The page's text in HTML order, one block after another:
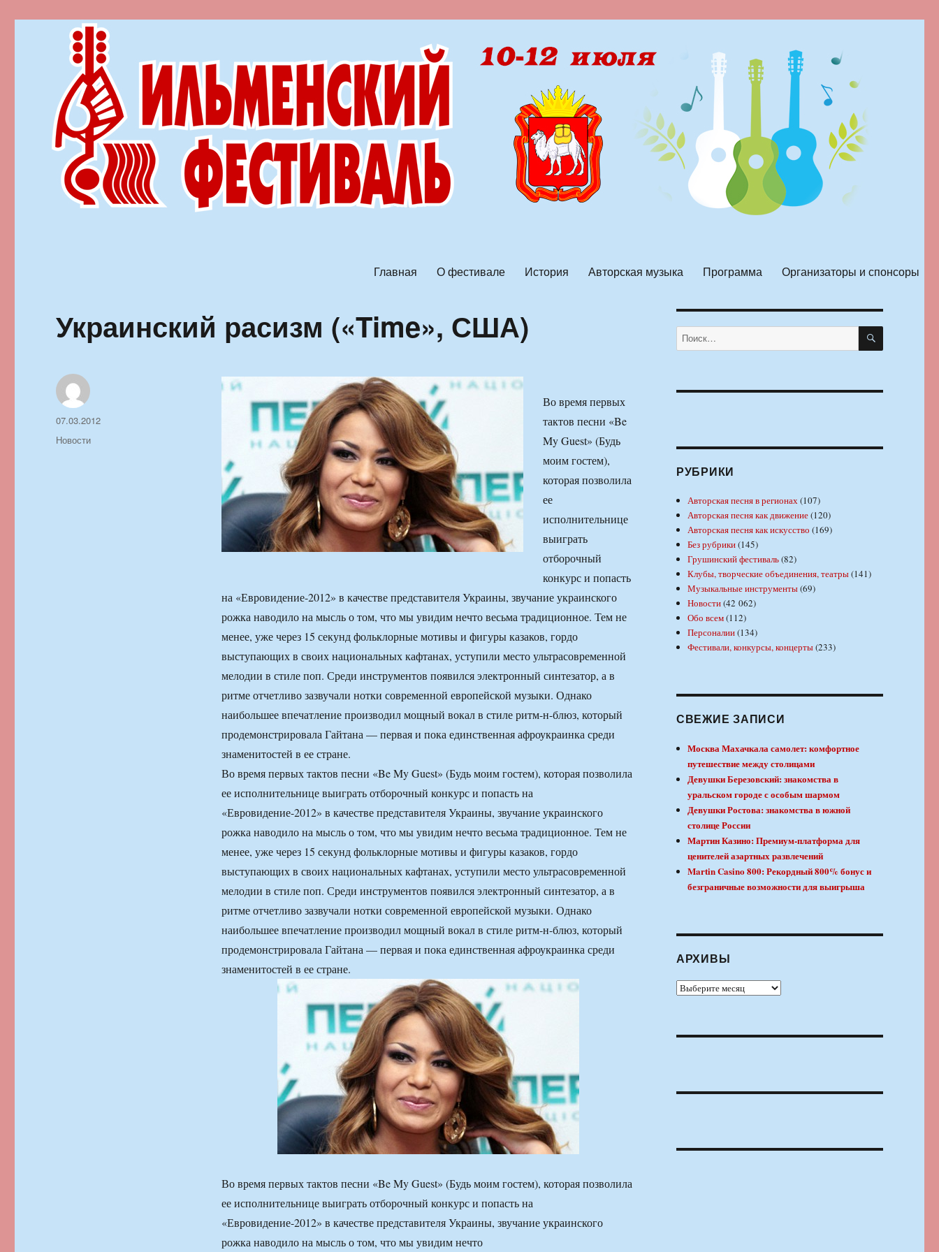
Главная О фестивале История Авторская музыка Программа Организаторы и спонсоры
Украинский расизм («Time», США)
Во время первых
тактов песни «Be
My Guest» (Будь
моим гостем),
которая позволила
ее
исполнительнице
выиграть
отборочный
конкурс и попасть
на «Евровидение-2012» в качестве представителя Украины, звучание украинского
рожка наводило на мысль о том, что мы увидим нечто весьма традиционное. Тем не
менее, уже через 15 секунд фольклорные мотивы и фигуры казаков, гордо
выступающих в своих национальных кафтанах, уступили место ультрасовременной
мелодии в стиле поп. Среди инструментов появился электронный синтезатор, а в
ритме отчетливо зазвучали нотки современной европейской музыки. Однако
наибольшее впечатление производил мощный вокал в стиле ритм-н-блюз, который
продемонстрировала Гайтана — первая и пока единственная афроукраинка среди
знаменитостей в ее стране.
Во время первых тактов песни «Be My Guest» (Будь моим гостем), которая позволила
ее исполнительнице выиграть отборочный конкурс и попасть на
«Евровидение-2012» в качестве представителя Украины, звучание украинского
рожка наводило на мысль о том, что мы увидим нечто весьма традиционное. Тем не
менее, уже через 15 секунд фольклорные мотивы и фигуры казаков, гордо
выступающих в своих национальных кафтанах, уступили место ультрасовременной
мелодии в стиле поп. Среди инструментов появился электронный синтезатор, а в
ритме отчетливо зазвучали нотки современной европейской музыки. Однако
наибольшее впечатление производил мощный вокал в стиле ритм-н-блюз, который
продемонстрировала Гайтана — первая и пока единственная афроукраинка среди
знаменитостей в ее стране.
Во время первых тактов песни «Be My Guest» (Будь моим гостем), которая позволила
ее исполнительнице выиграть отборочный конкурс и попасть на
«Евровидение-2012» в качестве представителя Украины, звучание украинского
рожка наводило на мысль о том, что мы увидим нечто
Автор
Опубликовано
07.03.2012
Рубрики
Новости
Искать: ПОИСК
РУБРИКИ
Авторская песня в регионах(107)
Авторская песня как движение(120)
Авторская песня как искусство (169)
Без рубрики(145)
Грушинский фестиваль(82)
Клубы, творческие объединения, театры(141)
Музыкальные инструменты(69)
Новости(42 062)
Обо всем(112)
Персоналии(134)
Фестивали, конкурсы, концерты(233)
СВЕЖИЕ ЗАПИСИ
Москва Махачкала самолет: комфортное
путешествие между столицами
Девушки Березовский: знакомства в
уральском городе с особым шармом
Девушки Ростова: знакомства в южной
столице России
Мартин Казино: Премиум-платформа для
ценителей азартных развлечений
Martin Casino 800: Рекордный 800% бонус и
безграничные возможности для выигрыша
АРХИВЫ
Архивы